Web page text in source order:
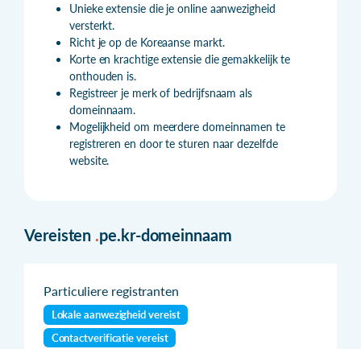
Unieke extensie die je online aanwezigheid
versterkt.
Richt je op de Koreaanse markt.
Korte en krachtige extensie die gemakkelijk te
onthouden is.
Registreer je merk of bedrijfsnaam als
domeinnaam.
Mogelijkheid om meerdere domeinnamen te
registreren en door te sturen naar dezelfde
website.
Vereisten .pe.kr-domeinnaam
Particuliere registranten
Lokale aanwezigheid vereist
Contactverificatie vereist